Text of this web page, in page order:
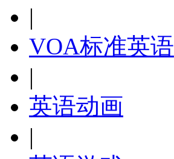
|
VOA标准英语
|
英语动画
|